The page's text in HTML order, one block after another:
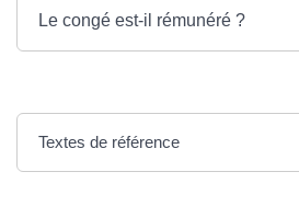
Le congé est-il rémunéré ?
Textes de référence